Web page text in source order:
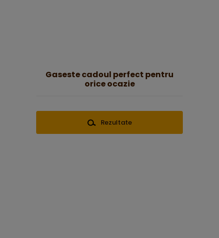
Gaseste cadoul perfect pentru
orice ocazie
Rezultate